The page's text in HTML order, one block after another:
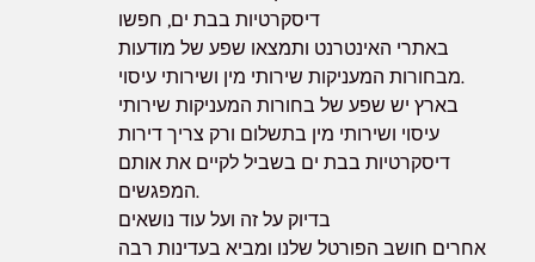
דיסקרטיות בבת ים, חפשו
באתרי האינטרנט ותמצאו שפע של מודעות
מבחורות המעניקות שירותי מין ושירותי עיסוי.
בארץ יש שפע של בחורות המעניקות שירותי
עיסוי ושירותי מין בתשלום ורק צריך דירות
דיסקרטיות בבת ים בשביל לקיים את אותם
המפגשים.
בדיוק על זה ועל עוד נושאים
אחרים חושב הפורטל שלנו ומביא בעדינות רבה